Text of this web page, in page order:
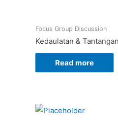
Focus Group Discussion
Kedaulatan &
Read more